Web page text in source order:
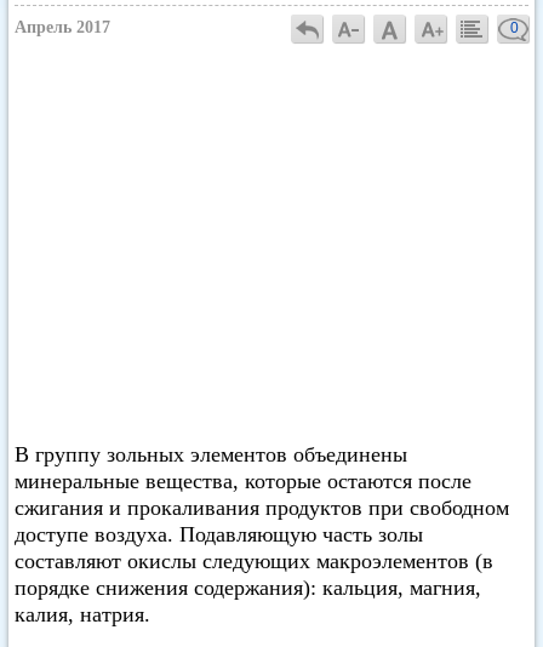
Апрель 2017 0
В группу зольных элементов объединены
минеральные вещества, которые остаются после
сжигания и прокаливания продуктов при свободном
доступе воздуха. Подавляющую часть золы
составляют окислы следующих макроэлементов (в
порядке снижения содержания): кальция, магния,
калия, натрия.